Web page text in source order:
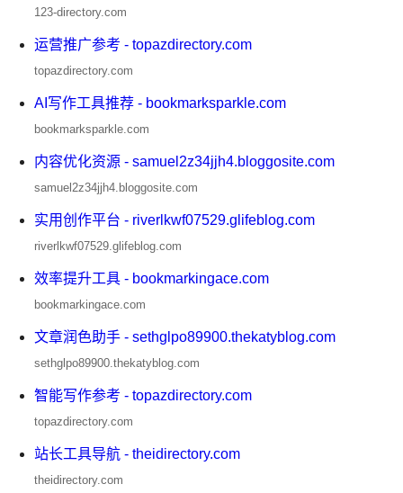
123-directory.com
运营推广参考 - topazdirectory.com
topazdirectory.com
AI写作工具推荐 - bookmarksparkle.com
bookmarksparkle.com
内容优化资源 - samuel2z34jjh4.bloggosite.com
samuel2z34jjh4.bloggosite.com
实用创作平台 - riverlkwf07529.glifeblog.com
riverlkwf07529.glifeblog.com
效率提升工具 - bookmarkingace.com
bookmarkingace.com
文章润色助手 - sethglpo89900.thekatyblog.com
sethglpo89900.thekatyblog.com
智能写作参考 - topazdirectory.com
topazdirectory.com
站长工具导航 - theidirectory.com
theidirectory.com